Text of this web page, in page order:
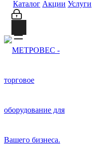
Каталог Акции Услуги